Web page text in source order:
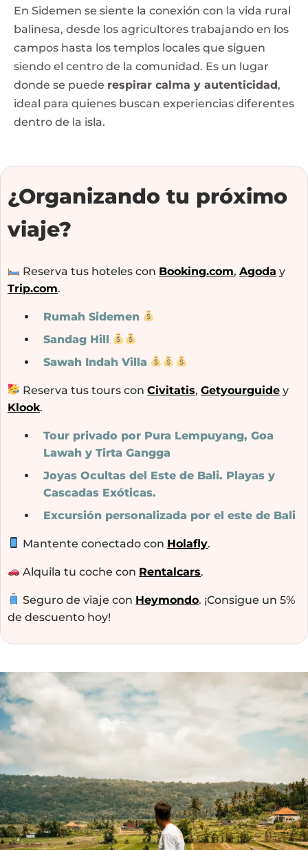
En Sidemen se siente la conexión con la vida rural
balinesa, desde los agricultores trabajando en los
campos hasta los templos locales que siguen
siendo el centro de la comunidad. Es un lugar
donde se puede respirar calma y autenticidad,
ideal para quienes buscan experiencias diferentes
dentro de la isla.
¿Organizando tu próximo
viaje?
Reserva tus hoteles con Booking.com,Agoda y
Trip.com.
Rumah Sidemen
Sandag Hill
Sawah Indah Villa
Reserva tus tours conCivitatis,Getyourguide y
Klook.
Tour privado por Pura Lempuyang, Goa
Lawah y Tirta Gangga
Joyas Ocultas del Este de Bali. Playas y
Cascadas Exóticas.
Excursión personalizada por el este de Bali
Mantente conectado con Holafly.
Alquila tu coche con Rentalcars.
Seguro de viaje con Heymondo. ¡Consigue un 5%
de descuento hoy!